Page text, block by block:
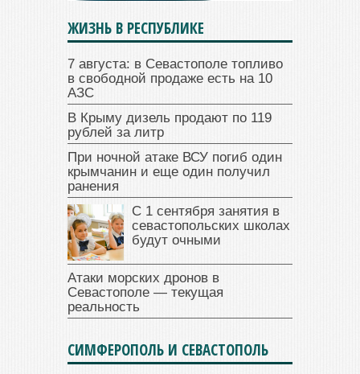
ЖИЗНЬ В РЕСПУБЛИКЕ
7 августа: в Севастополе топливо
в свободной продаже есть на 10
АЗС
В Крыму дизель продают по 119
рублей за литр
При ночной атаке ВСУ погиб один
крымчанин и еще один получил
ранения
С 1 сентября занятия в
севастопольских школах
будут очными
Атаки морских дронов в
Севастополе — текущая
реальность
СИМФЕРОПОЛЬ И СЕВАСТОПОЛЬ